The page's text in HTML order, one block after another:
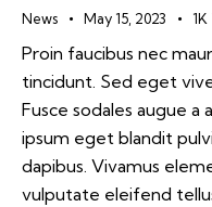
News May 15, 2023 1K
Proin faucibus nec
tincidunt. Sed eget
Fusce sodales augue a
ipsum eget blandit
dapibus. Vivamus
vulputate eleifend